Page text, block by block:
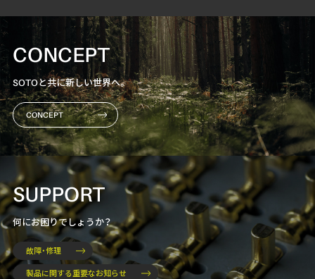
CONCEPT
SOTOと共に新しい世界へ。
CONCEPT
SUPPORT
何にお困りでしょうか？
故障・修理
製品に関する重要なお知らせ